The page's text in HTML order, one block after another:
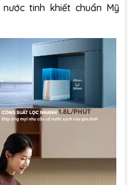
tinh khiết chuẩn Mỹ